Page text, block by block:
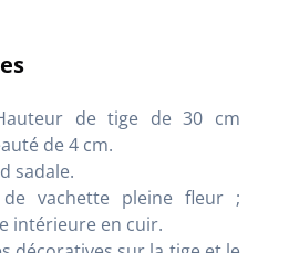
de tige de 30 cm
de 4 cm.
sadale.
vachette pleine fleur ;
intérieure en cuir.